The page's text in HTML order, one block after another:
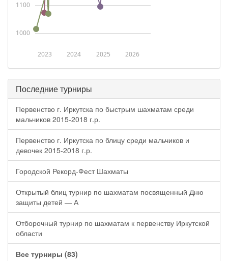
2023 2024 2025 2026
1000
1100
Последние турниры
Первенство г. Иркутска по быстрым шахматам среди
мальчиков 2015-2018 г.р.
Первенство г. Иркутска по блицу среди мальчиков и
девочек 2015-2018 г.р.
Городской Рекорд-Фест Шахматы
Открытый блиц турнир по шахматам посвященный Дню
защиты детей — А
Отборочный турнир по шахматам к первенству Иркутской
области
Все турниры (83)